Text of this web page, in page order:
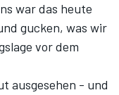
war das heute
gucken, was wir
vor dem
ausgesehen - und